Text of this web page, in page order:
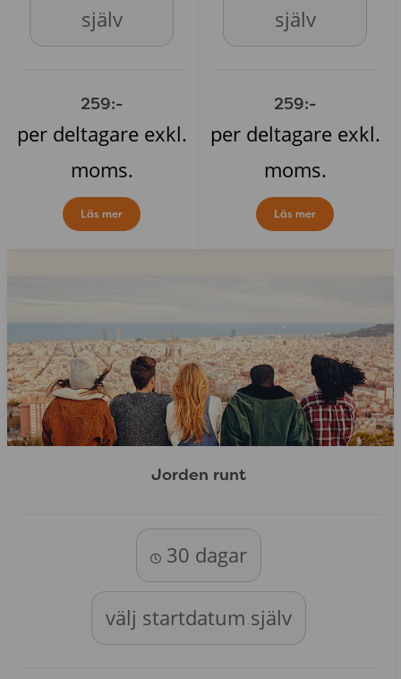
själv
259:-
per deltagare exkl.
moms.
Läs mer
själv
259:-
per deltagare exkl.
moms.
Läs mer
Jorden runt
30 dagar
välj startdatum själv